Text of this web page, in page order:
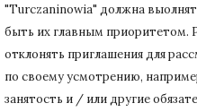
"Turczaninowia" должна
быть их главным приоритетом.
отклонять приглашения для
по своему усмотрению,
занятость и / или другие